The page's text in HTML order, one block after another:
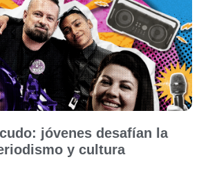
jóvenes desafían la
y cultura